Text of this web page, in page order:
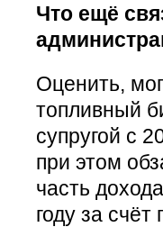
Что ещё
Оценить,
топливный
супругой с
при этом
часть
году за